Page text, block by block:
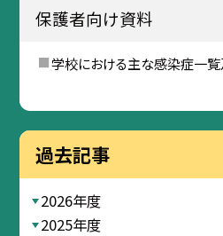
保護者向け資料
学校における主な感染症一
過去記事
2026年度
2025年度